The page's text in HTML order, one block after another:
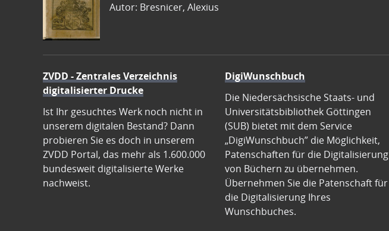
Autor: Bresnicer, Alexius
ZVDD - Zentrales Verzeichnis
digitalisierter Drucke
Ist Ihr gesuchtes Werk noch nicht in
unserem digitalen Bestand? Dann
probieren Sie es doch in unserem
ZVDD Portal, das mehr als 1.600.000
bundesweit digitalisierte Werke
nachweist.
DigiWunschbuch
Die Niedersächsische Staats- und
Universitätsbibliothek Göttingen
(SUB) bietet mit dem Service
„DigiWunschbuch” die Möglichkeit,
Patenschaften für die Digitalisierung
von Büchern zu übernehmen.
Übernehmen Sie die Patenschaft für
die Digitalisierung Ihres
Wunschbuches.